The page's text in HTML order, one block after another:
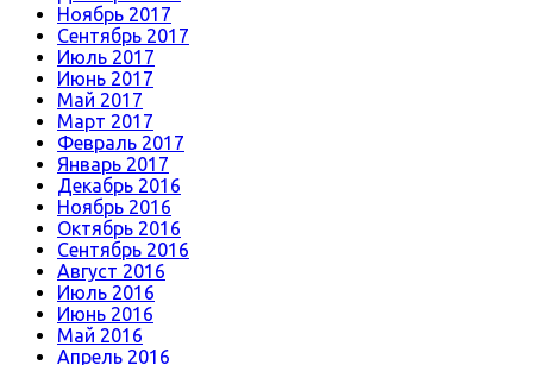
Ноябрь 2017
Сентябрь 2017
Июль 2017
Июнь 2017
Май 2017
Март 2017
Февраль 2017
Январь 2017
Декабрь 2016
Ноябрь 2016
Октябрь 2016
Сентябрь 2016
Август 2016
Июль 2016
Июнь 2016
Май 2016
Апрель 2016